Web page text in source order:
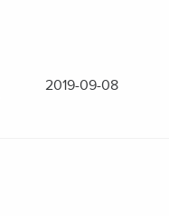
2019-09-08